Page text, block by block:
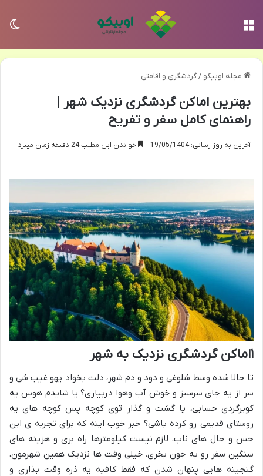
مجله اوبیکو /گردشگری و اقامتی
بهترین اماکن گردشگری نزدیک شهر |
راهنمای کامل سفر و تفریح
آخرین به روز رسانی: 19/05/1404 خواندن این مطلب 24 دقیقه زمان میبرد
۱اماکن گردشگری نزدیک به شهر
تا حالا شده وسط شلوغی و دود و دم شهر، دلت بخواد یهو غیب شی و
سر از یه جای سرسبز و خوش آب وهوا دربیاری؟ یا شایدم هوس یه
کویرگردی حسابی، یا گشت و گذار توی کوچه پس کوچه های یه
روستای قدیمی رو کرده باشی؟ خبر خوب اینه که برای تجربه ی این
حس و حال های ناب، لازم نیست کیلومترها راه بری و هزینه های
سنگین سفر رو به جون بخری. خیلی وقت ها نزدیک همین شهرمون،
گنجینه هایی پنهان شدن که فقط کافیه یه ذره وقت بذاری و